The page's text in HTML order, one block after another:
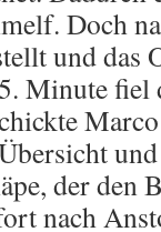
Doch
und das
Minute fiel
der den
nach